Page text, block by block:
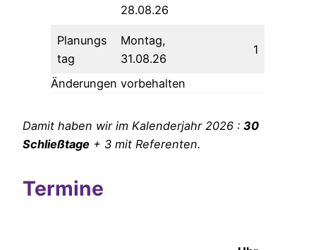
28.08.26
Planungs
tag
Montag,
31.08.26
1
Änderungen vorbehalten
Damit haben wir im Kalenderjahr 2026 : 30
Schließtage + 3 mit Referenten.
Termine